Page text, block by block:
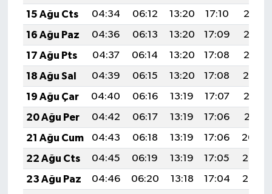
15 Ağu Cts
04:34 06:12 13:20 17:10
20:18
16 Ağu Paz
04:36 06:13 13:20 17:09
20:17
17 Ağu Pts
04:37 06:14 13:20 17:08
20:15
18 Ağu Sal
04:39 06:15 13:20 17:08
20:14
19 Ağu Çar
04:40 06:16 13:19 17:07
20:12
20 Ağu Per
04:42 06:17 13:19 17:06
20:11
21 Ağu Cum
04:43 06:18 13:19 17:06
20:09
22 Ağu Cts
04:45 06:19 13:19 17:05
20:08
23 Ağu Paz
04:46 06:20 13:18 17:04
20:06